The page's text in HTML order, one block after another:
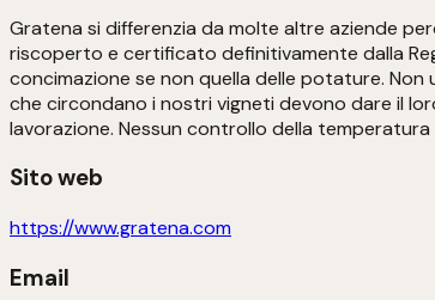
Gratena si differenzia da molte altre aziende
riscoperto e certificato definitivamente dalla
concimazione se non quella delle potature.
che circondano i nostri vigneti devono dare il
lavorazione. Nessun controllo della temperatura
Sito web
https://www.gratena.com
Email